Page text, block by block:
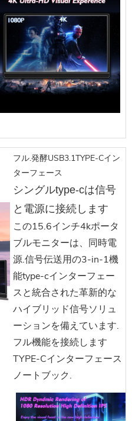
フル.発酵USB3.1TYPE-Cイン
ターフェース
シングルtype-cは信号
と電源に接続します
この15.6インチ4kポータ
ブルモニターは、同時電
源.信号伝送用の3-in-1機
能type-cインターフェー
スと統合された革新的な
ハイブリッド信号ソリュ
ーションを備えています.
フル機能を接続します
TYPE-Cインターフェース
ノートブック.